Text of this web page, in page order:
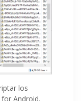
los
Android.